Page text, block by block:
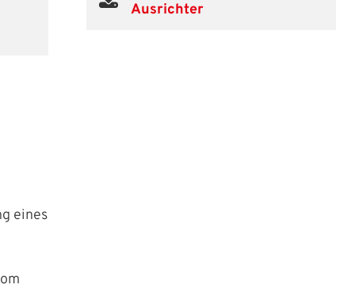
Ausrichter
eines